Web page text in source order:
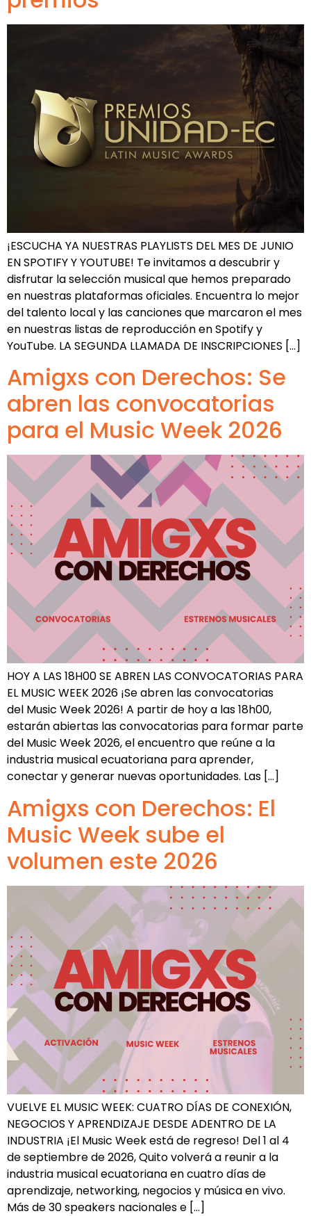
¡ESCUCHA YA NUESTRAS PLAYLISTS DEL MES DE JUNIO
EN SPOTIFY Y YOUTUBE! Te invitamos a descubrir y
disfrutar la selección musical que hemos preparado
en nuestras plataformas oficiales. Encuentra lo mejor
del talento local y las canciones que marcaron el mes
en nuestras listas de reproducción en Spotify y
YouTube. LA SEGUNDA LLAMADA DE INSCRIPCIONES […]
Amigxs con Derechos: Se
abren las convocatorias
para el Music Week 2026
HOY A LAS 18H00 SE ABREN LAS CONVOCATORIAS PARA
EL MUSIC WEEK 2026 ¡Se abren las convocatorias
del Music Week 2026! A partir de hoy a las 18h00,
estarán abiertas las convocatorias para formar parte
del Music Week 2026, el encuentro que reúne a la
industria musical ecuatoriana para aprender,
conectar y generar nuevas oportunidades. Las […]
Amigxs con Derechos: El
Music Week sube el
volumen este 2026
VUELVE EL MUSIC WEEK: CUATRO DÍAS DE CONEXIÓN,
NEGOCIOS Y APRENDIZAJE DESDE ADENTRO DE LA
INDUSTRIA ¡El Music Week está de regreso! Del 1 al 4
de septiembre de 2026, Quito volverá a reunir a la
industria musical ecuatoriana en cuatro días de
aprendizaje, networking, negocios y música en vivo.
Más de 30 speakers nacionales e […]